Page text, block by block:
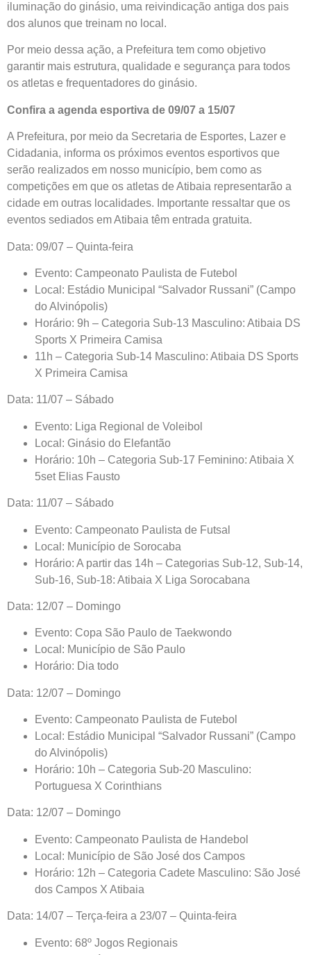
iluminação do ginásio, uma reivindicação antiga dos pais
dos alunos que treinam no local.
Por meio dessa ação, a Prefeitura tem como objetivo
garantir mais estrutura, qualidade e segurança para todos
os atletas e frequentadores do ginásio.
Confira a agenda esportiva de 09/07 a 15/07
A Prefeitura, por meio da Secretaria de Esportes, Lazer e
Cidadania, informa os próximos eventos esportivos que
serão realizados em nosso município, bem como as
competições em que os atletas de Atibaia representarão a
cidade em outras localidades. Importante ressaltar que os
eventos sediados em Atibaia têm entrada gratuita.
Data: 09/07 – Quinta-feira
Evento: Campeonato Paulista de Futebol
Local: Estádio Municipal “Salvador Russani” (Campo
do Alvinópolis)
Horário: 9h – Categoria Sub-13 Masculino: Atibaia DS
Sports X Primeira Camisa
11h – Categoria Sub-14 Masculino: Atibaia DS Sports
X Primeira Camisa
Data: 11/07 – Sábado
Evento: Liga Regional de Voleibol
Local: Ginásio do Elefantão
Horário: 10h – Categoria Sub-17 Feminino: Atibaia X
5set Elias Fausto
Data: 11/07 – Sábado
Evento: Campeonato Paulista de Futsal
Local: Município de Sorocaba
Horário: A partir das 14h – Categorias Sub-12, Sub-14,
Sub-16, Sub-18: Atibaia X Liga Sorocabana
Data: 12/07 – Domingo
Evento: Copa São Paulo de Taekwondo
Local: Município de São Paulo
Horário: Dia todo
Data: 12/07 – Domingo
Evento: Campeonato Paulista de Futebol
Local: Estádio Municipal “Salvador Russani” (Campo
do Alvinópolis)
Horário: 10h – Categoria Sub-20 Masculino:
Portuguesa X Corinthians
Data: 12/07 – Domingo
Evento: Campeonato Paulista de Handebol
Local: Município de São José dos Campos
Horário: 12h – Categoria Cadete Masculino: São José
dos Campos X Atibaia
Data: 14/07 – Terça-feira a 23/07 – Quinta-feira
Evento: 68º Jogos Regionais